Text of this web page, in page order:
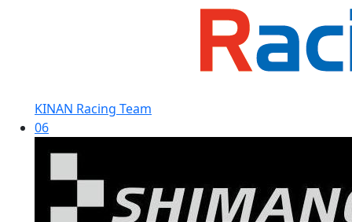
KINAN Racing Team
06